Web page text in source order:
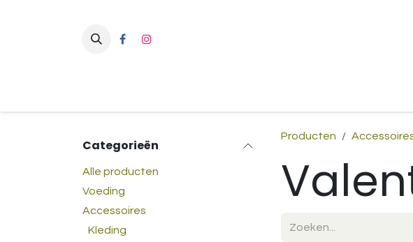
Categorieën
Alle producten
Voeding
Accessoires
Kleding
Producten